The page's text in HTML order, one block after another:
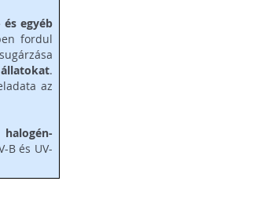
egyéb
fordul
.
az
halogén-
B és UV-